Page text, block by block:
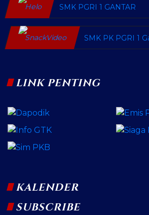
SMK PGRI 1 GANTAR
SMK PK PGRI 1
LINK PENTING
KALENDER
SUBSCRIBE